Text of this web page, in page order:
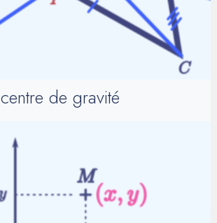
centre de gravité